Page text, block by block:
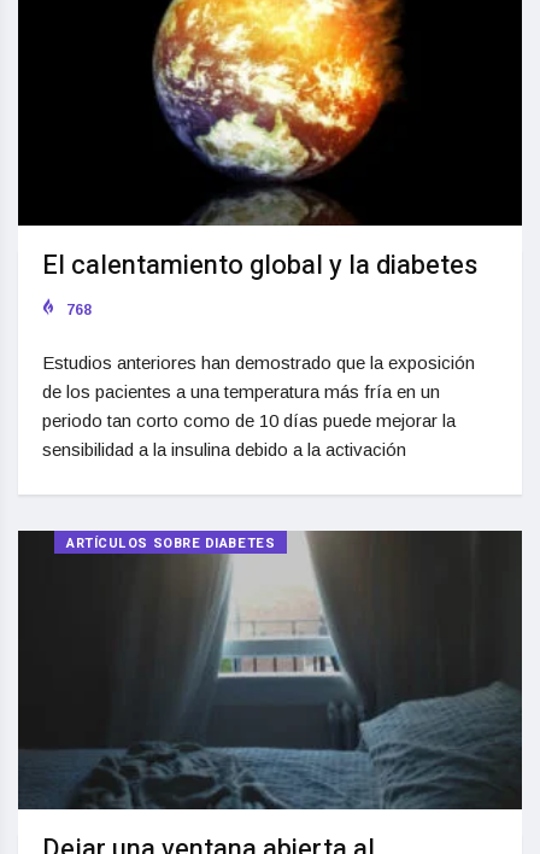
El calentamiento global y la diabetes
768
Estudios anteriores han demostrado que la exposición
de los pacientes a una temperatura más fría en un
periodo tan corto como de 10 días puede mejorar la
sensibilidad a la insulina debido a la activación
ARTÍCULOS SOBRE DIABETES